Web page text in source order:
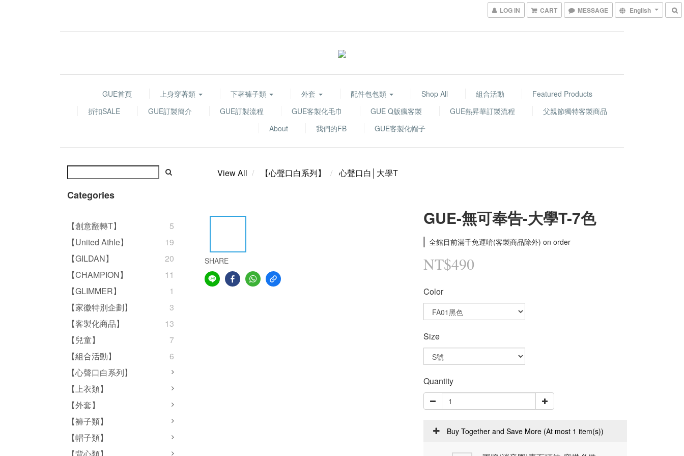
LOG IN CART MESSAGE English
GUE首頁 上身穿著類 下著褲子類 外套 配件包包類 Shop All 組合活動
Featured Products
折扣SALE
GUE訂製簡介 GUE訂製流程 GUE客製化毛巾 GUE Q版瘋客製 GUE熱昇華訂製流程
父親節獨特客製商品
About
我們的FB GUE客製化帽子
Categories
【創意翻轉T】
5
【United Athle】
19
【GILDAN】
20
【CHAMPION】
11
【GLIMMER】
1
【家徽特別企劃】
3
【客製化商品】
13
【兒童】
7
【組合活動】
6
【心聲口白系列】
【上衣類】
【外套】
【褲子類】
【帽子類】
View All 【心聲口白系列】 心聲口白│大學T
SHARE
GUE-無可奉告-大學T-7色
全館目前滿千免運唷(客製商品除外) on order
NT$490
Color
Size
Quantity
Buy Together and Save More (At most 1 item(s))